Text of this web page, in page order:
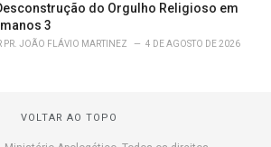
do Orgulho Religioso em
3
PR. JOÃO FLÁVIO MARTINEZ 4 DE AGOSTO DE 2026
VOLTAR AO TOPO